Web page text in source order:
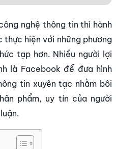
nghệ thông tin thì hành
hiện với những phương
tạp hơn. Nhiều người lợi
là Facebook để đưa hình
tin xuyên tạc nhằm bôi
phẩm, uy tín của người